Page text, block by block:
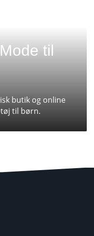
til
butik og online
til børn.